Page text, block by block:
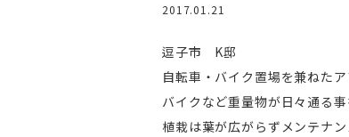
2017.01.21
逗子市 K邸
自転車・バイク置場を兼ねた
バイクなど重量物が日々通る
植栽は葉が広がらずメンテナ